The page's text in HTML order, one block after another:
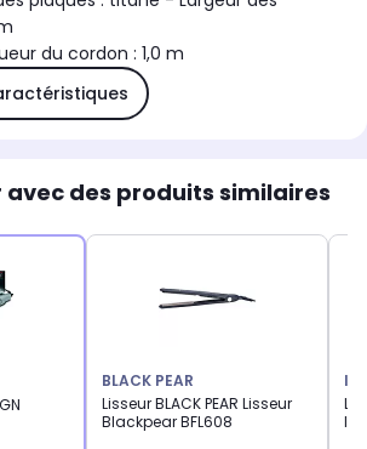
du cordon : 1,0 m
des produits similaires
BLACK PEAR
Lisseur BLACK PEAR Lisseur
Blackpear BFL608